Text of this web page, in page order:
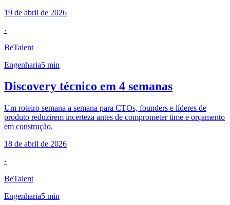
19 de abril de 2026
·
BeTalent
Engenharia5 min
Discovery técnico em 4 semanas
Um roteiro semana a semana para CTOs, founders e líderes de
produto reduzirem incerteza antes de comprometer time e orçamento
em construção.
18 de abril de 2026
·
BeTalent
Engenharia5 min